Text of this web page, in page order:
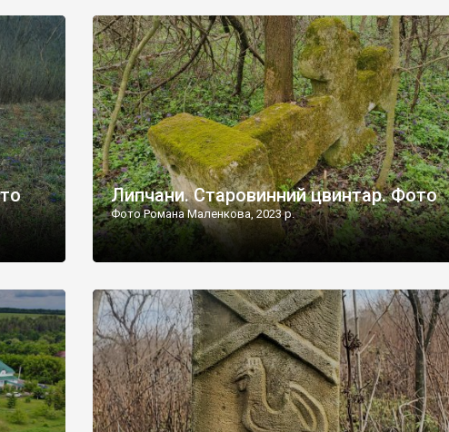
[…]
дороги їх не видно, але видно дві стареньких колії у траві –
[…]
Липчани. Старовинний цвинтар. Фото
Фото Романа Маленкова, 2023 р.